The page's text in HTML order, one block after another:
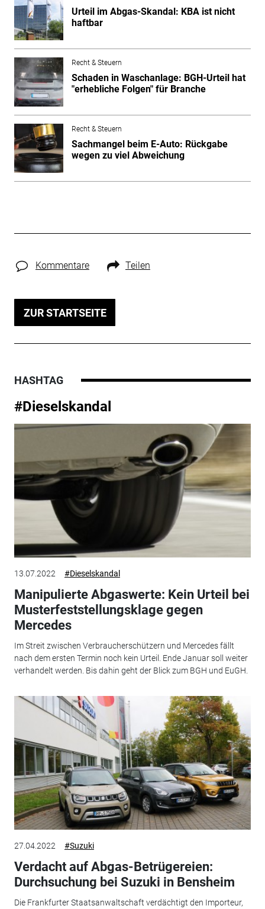
Urteil im Abgas-Skandal: KBA ist nicht
haftbar
Recht & Steuern
Schaden in Waschanlage: BGH-Urteil hat
"erhebliche Folgen" für Branche
Recht & Steuern
Sachmangel beim E-Auto: Rückgabe
wegen zu viel Abweichung
Kommentare Teilen
ZUR STARTSEITE
HASHTAG
#Dieselskandal
13.07.2022 #Dieselskandal
Manipulierte Abgaswerte: Kein Urteil bei
Musterfeststellungsklage gegen
Mercedes
Im Streit zwischen Verbraucherschützern und Mercedes fällt
nach dem ersten Termin noch kein Urteil. Ende Januar soll weiter
verhandelt werden. Bis dahin geht der Blick zum BGH und EuGH.
27.04.2022 #Suzuki
Verdacht auf Abgas-Betrügereien:
Durchsuchung bei Suzuki in Bensheim
Die Frankfurter Staatsanwaltschaft verdächtigt den Importeur,